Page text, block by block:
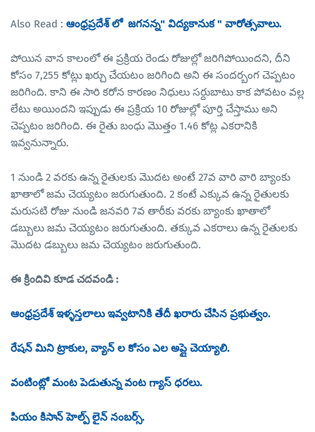
Also Read : ఆంధ్రప్రదేశ్ లో జగనన్న" విద్యకానుక " వారోత్సవాలు.
పోయిన వాన కాలంలో ఈ ప్రక్రియ రెండు రోజుల్లో జరిగిపోయిందని, దీని
కోసం 7,255 కోట్లు ఖర్చు చేయటం జరిగింది అని ఈ సందర్బంగ చెప్పటం
జరిగింది. కాని ఈ సారి కరోన కారణం నిధులు సర్దుబాటు కాక పోవటం వల్ల
లేటు అయిందని ఇప్పుడు ఈ ప్రక్రియ 10 రోజుల్లో పూర్తి చేస్తాము అని
చెప్పటం జరిగింది. ఈ రైతు బంధు మొత్తం 1.46 కోట్ల ఎకరానికి
ఇవ్వనున్నారు.
1 నుండి 2 వరకు ఉన్న రైతులకు మొదట అంటే 27వ వారి వారి బ్యాంకు
ఖాతాలో జమ చెయ్యటం జరుగుతుంది. 2 కంటే ఎక్కువ ఉన్న రైతులకు
మరుసటి రోజు నుండి జనవరి 7వ తారీకు వరకు బ్యాంకు ఖాతాలో
డబ్బులు జమ చెయ్యటం జరుగుతుంది. తక్కువ ఎకరాలు ఉన్న రైతులకు
మొదట డబ్బులు జమ చెయ్యటం జరుగుతుంది.
ఈ క్రిందివి కూడ చదవండి :
ఆంధ్రప్రదేశ్ ఇళ్ళస్తలాలు ఇవ్వటానికి తేదీ ఖరారు చేసిన ప్రభుత్వం.
రేషన్ మిని ట్రాకుల, వ్యాన్ ల కోసం ఎల అప్లై చెయ్యాలి.
వంటింట్లో మంట పెడుతున్న వంట గ్యాస్ ధరలు.
పియం కిసాన్ హెల్ప్ లైన్ నంబర్స్.